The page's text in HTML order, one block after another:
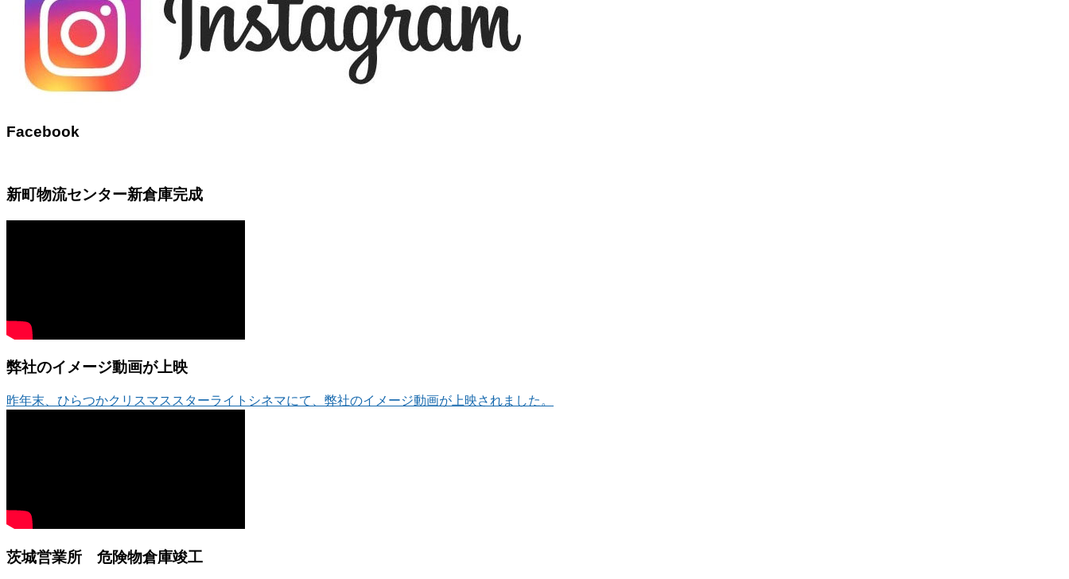
Facebook
新町物流センター新倉庫完成
弊社のイメージ動画が上映
昨年末、ひらつかクリスマススターライトシネマにて、弊社のイメージ動画が上映されました。
茨城営業所 危険物倉庫竣工